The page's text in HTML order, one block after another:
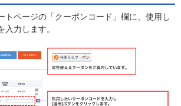
トページの「クーポンコード」欄に、使用し
入力します。